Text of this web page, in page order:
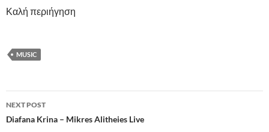
Καλή περιήγηση
MUSIC
Post
navigation
NEXT POST
Diafana Krina – Mikres Alitheies Live